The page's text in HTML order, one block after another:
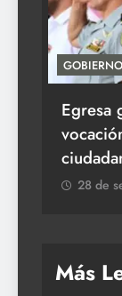
Egresa
28 de
Más